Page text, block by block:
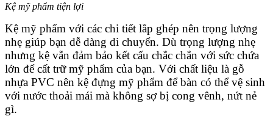
Kệ mỹ phẩm tiện lợi
Kệ mỹ phẩm với các chi tiết lắp ghép nên trọng lượng
nhẹ giúp bạn dễ dàng di chuyển. Dù trọng lượng nhẹ
nhưng kệ vẫn đảm bảo kết cấu chắc chắn với sức chứa
lớn để cất trữ mỹ phẩm của bạn. Với chất liệu là gỗ
nhựa PVC nên kệ đựng mỹ phẩm để bàn có thể vệ sinh
với nước thoải mái mà không sợ bị cong vênh, nứt nẻ
gì.